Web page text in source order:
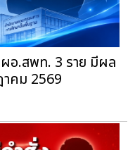
อ.สพท. 3 ราย มีผล
คม 2569